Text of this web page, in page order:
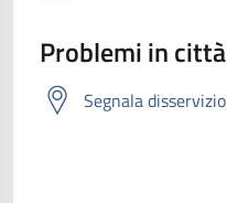
Problemi in città
Segnala disservizio